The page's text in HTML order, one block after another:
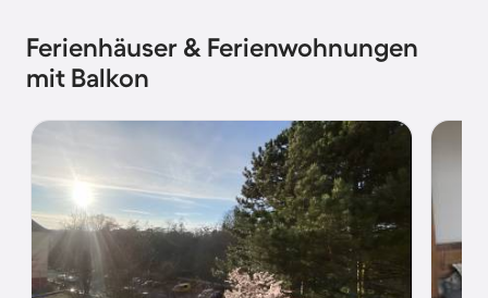
Ferienhäuser & Ferienwohnungen
mit Balkon